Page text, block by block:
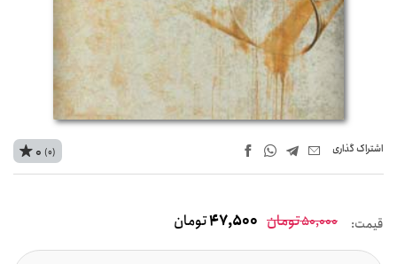
اشتراک‌ گذاری 0 (0)
قیمت: 50,000تومان 47,500تومان